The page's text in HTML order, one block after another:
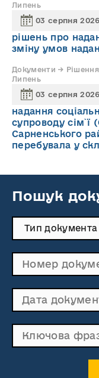
Липень
03 серпня 2026
рішень про
зміну умов
Документи → Рішення
Липень
03 серпня 2026
надання
супроводу
Сарненського
перебувала у
Пошук